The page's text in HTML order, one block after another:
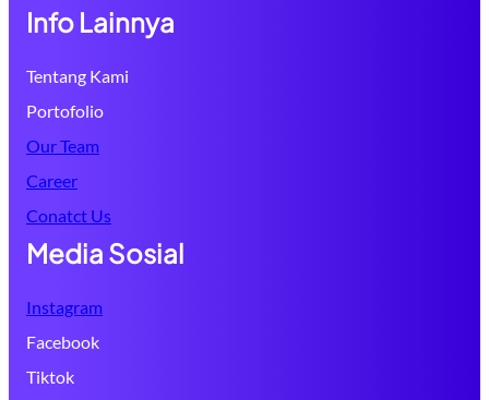
Info Lainnya
Tentang Kami
Portofolio
Our Team
Career
Conatct Us
Media Sosial
Instagram
Facebook
Tiktok